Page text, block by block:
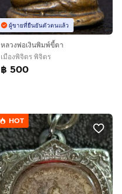
ผู้ขายที่ยืนยันตัวตนแล้ว
หลวงพ่อเงินพิมพ์ขี้ตา
เมืองพิจิตร พิจิตร
฿ 500
HOT